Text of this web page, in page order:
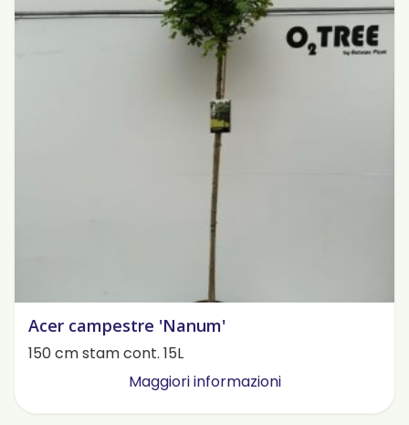
Acer campestre 'Nanum'
150 cm stam cont. 15L
Maggiori informazioni